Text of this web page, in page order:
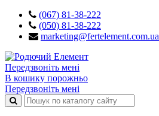
(067) 81-38-222
(050) 81-38-222
marketing@fertelement.com.ua
Передзвоніть мені
В кошику порожньо
Передзвоніть мені